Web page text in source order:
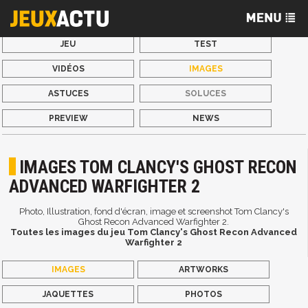
JEU TEST
VIDÉOS IMAGES
ASTUCES SOLUCES
PREVIEW NEWS
IMAGES TOM CLANCY'S GHOST RECON
ADVANCED WARFIGHTER 2
Photo, Illustration, fond d'écran, image et screenshot Tom Clancy's
Ghost Recon Advanced Warfighter 2.
Toutes les images du jeu Tom Clancy's Ghost Recon Advanced
Warfighter 2
IMAGES ARTWORKS
JAQUETTES PHOTOS